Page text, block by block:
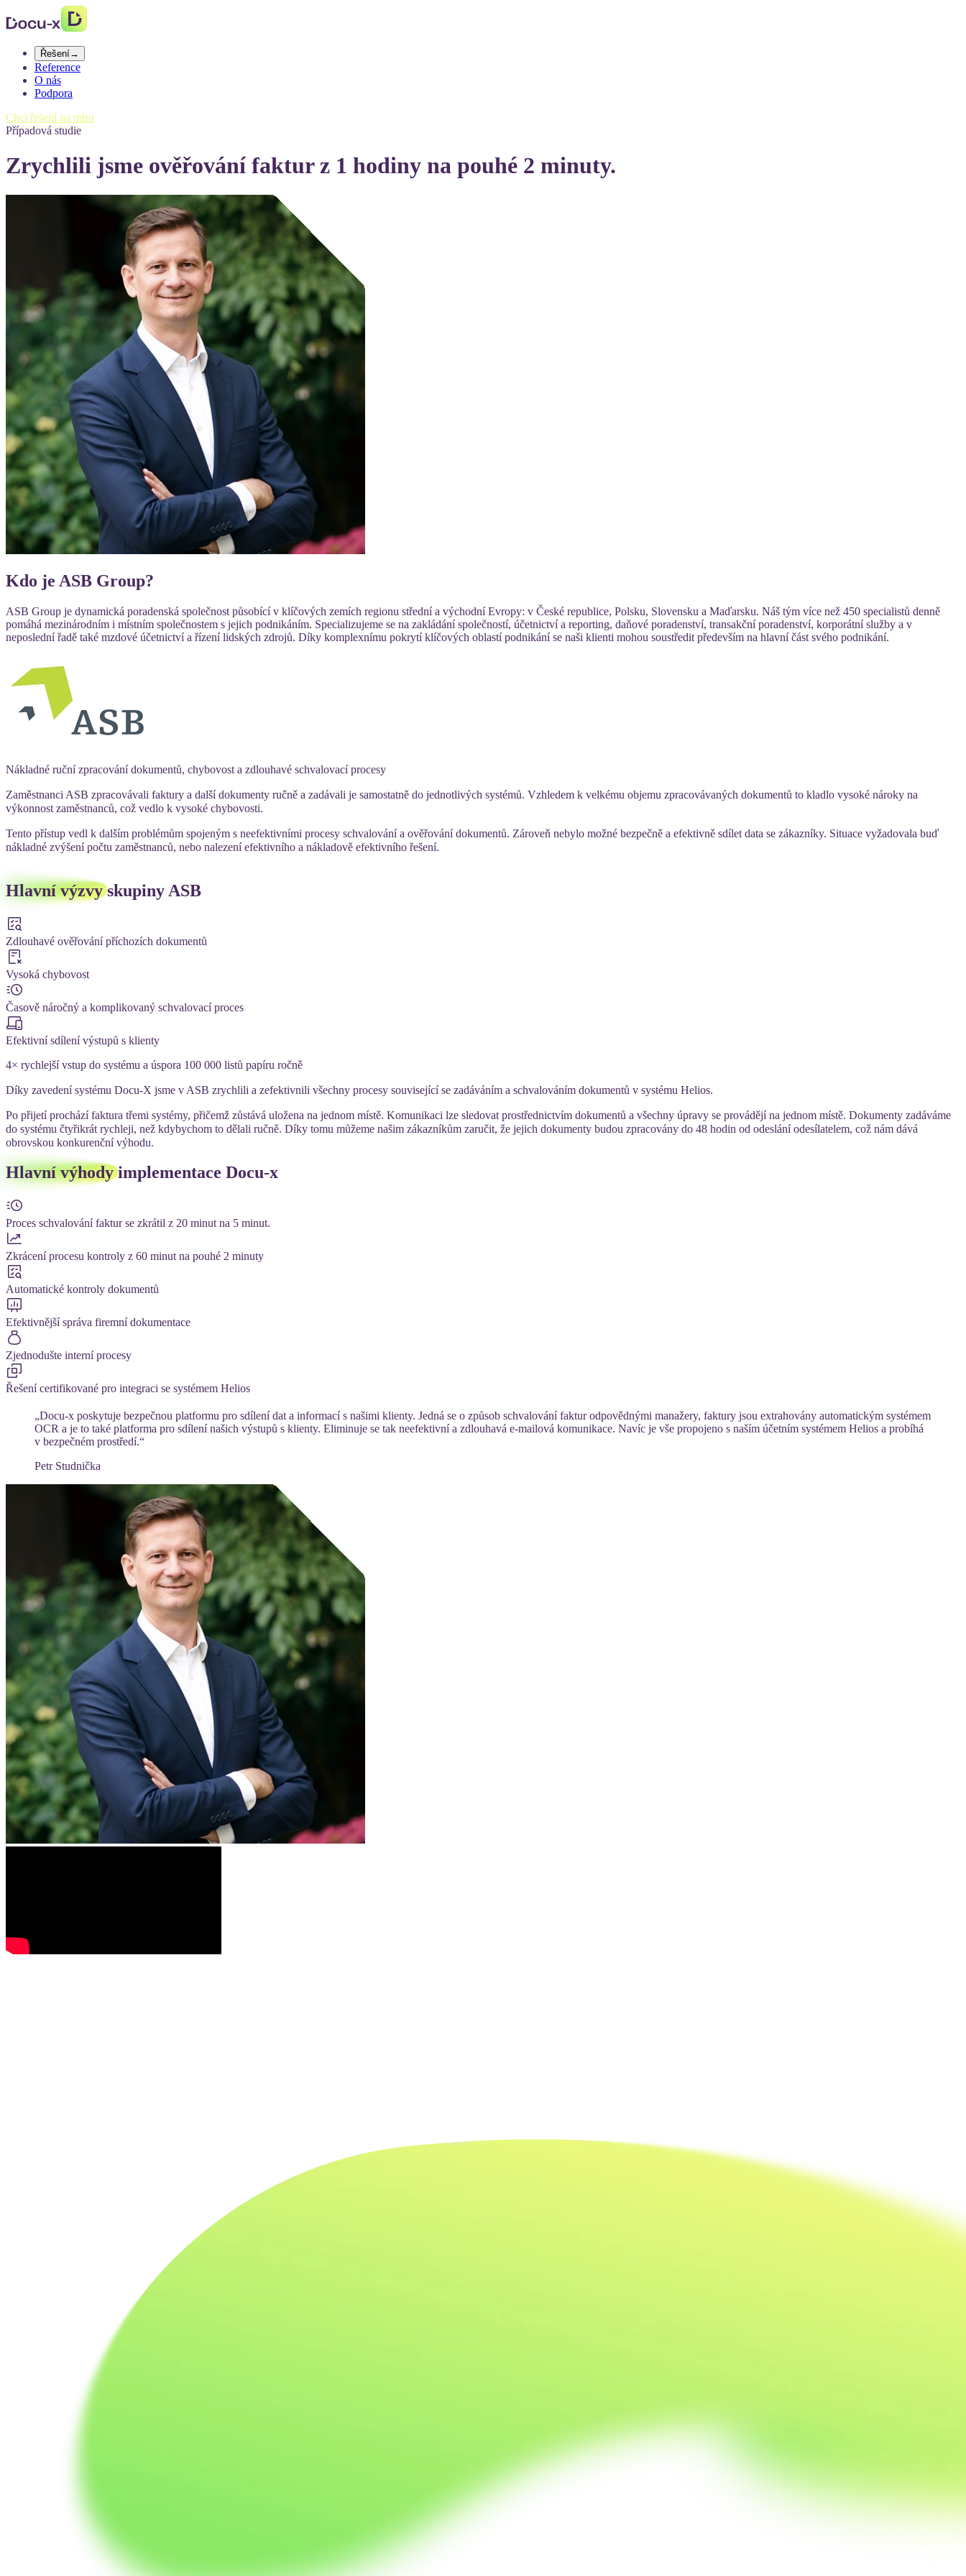
Řešení→
Reference
O nás
Podpora
Chci řešení na míru
Případová studie
Zrychlili jsme ověřování faktur z 1 hodiny na pouhé 2 minuty.
Kdo je ASB Group?
ASB Group je dynamická poradenská společnost působící v klíčových zemích regionu střední a východní Evropy: v České republice, Polsku, Slovensku a Maďarsku. Náš tým více než 450 specialistů denně
pomáhá mezinárodním i místním společnostem s jejich podnikáním. Specializujeme se na zakládání společností, účetnictví a reporting, daňové poradenství, transakční poradenství, korporátní služby a v
neposlední řadě také mzdové účetnictví a řízení lidských zdrojů. Díky komplexnímu pokrytí klíčových oblastí podnikání se naši klienti mohou soustředit především na hlavní část svého podnikání.
Nákladné ruční zpracování dokumentů, chybovost a zdlouhavé schvalovací procesy
Zaměstnanci ASB zpracovávali faktury a další dokumenty ručně a zadávali je samostatně do jednotlivých systémů. Vzhledem k velkému objemu zpracovávaných dokumentů to kladlo vysoké nároky na
výkonnost zaměstnanců, což vedlo k vysoké chybovosti.
Tento přístup vedl k dalším problémům spojeným s neefektivními procesy schvalování a ověřování dokumentů. Zároveň nebylo možné bezpečně a efektivně sdílet data se zákazníky. Situace vyžadovala buď
nákladné zvýšení počtu zaměstnanců, nebo nalezení efektivního a nákladově efektivního řešení.
Hlavní výzvyskupiny ASB
Zdlouhavé ověřování příchozích dokumentů
Vysoká chybovost
Časově náročný a komplikovaný schvalovací proces
Efektivní sdílení výstupů s klienty
4× rychlejší vstup do systému a úspora 100 000 listů papíru ročně
Díky zavedení systému Docu-X jsme v ASB zrychlili a zefektivnili všechny procesy související se zadáváním a schvalováním dokumentů v systému Helios.
Po přijetí prochází faktura třemi systémy, přičemž zůstává uložena na jednom místě. Komunikaci lze sledovat prostřednictvím dokumentů a všechny úpravy se provádějí na jednom místě. Dokumenty zadáváme
do systému čtyřikrát rychleji, než kdybychom to dělali ručně. Díky tomu můžeme našim zákazníkům zaručit, že jejich dokumenty budou zpracovány do 48 hodin od odeslání odesílatelem, což nám dává
obrovskou konkurenční výhodu.
Hlavní výhodyimplementace Docu-x
Proces schvalování faktur se zkrátil z 20 minut na 5 minut.
Zkrácení procesu kontroly z 60 minut na pouhé 2 minuty
Automatické kontroly dokumentů
Efektivnější správa firemní dokumentace
Zjednodušte interní procesy
Řešení certifikované pro integraci se systémem Helios
„Docu-x poskytuje bezpečnou platformu pro sdílení dat a informací s našimi klienty. Jedná se o způsob schvalování faktur odpovědnými manažery, faktury jsou extrahovány automatickým systémem
OCR a je to také platforma pro sdílení našich výstupů s klienty. Eliminuje se tak neefektivní a zdlouhavá e-mailová komunikace. Navíc je vše propojeno s naším účetním systémem Helios a probíhá
v bezpečném prostředí.“
Petr Studnička